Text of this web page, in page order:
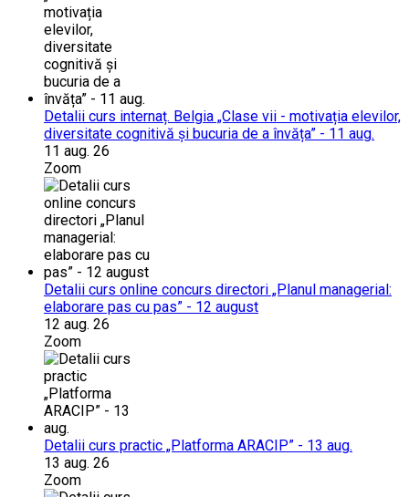
Detalii curs internaț. Belgia „Clase vii - motivația elevilor,
diversitate cognitivă și bucuria de a învăța” - 11 aug.
11 aug. 26
Zoom
Detalii curs online concurs directori „Planul managerial:
elaborare pas cu pas” - 12 august
12 aug. 26
Zoom
Detalii curs practic „Platforma ARACIP” - 13 aug.
13 aug. 26
Zoom